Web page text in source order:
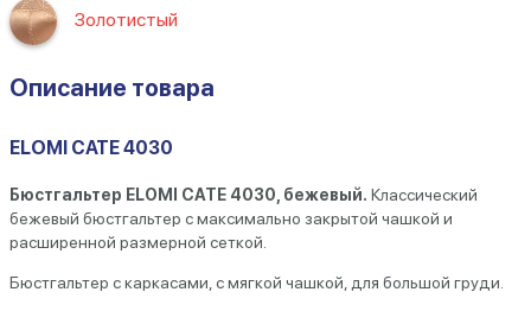
Золотистый
Описание товара
ELOMI CATE 4030
Бюстгальтер ELOMI CATE 4030, бежевый. Классический
бежевый бюстгальтер с максимально закрытой чашкой и
расширенной размерной сеткой.
Бюстгальтер с каркасами, с мягкой чашкой, для большой груди.